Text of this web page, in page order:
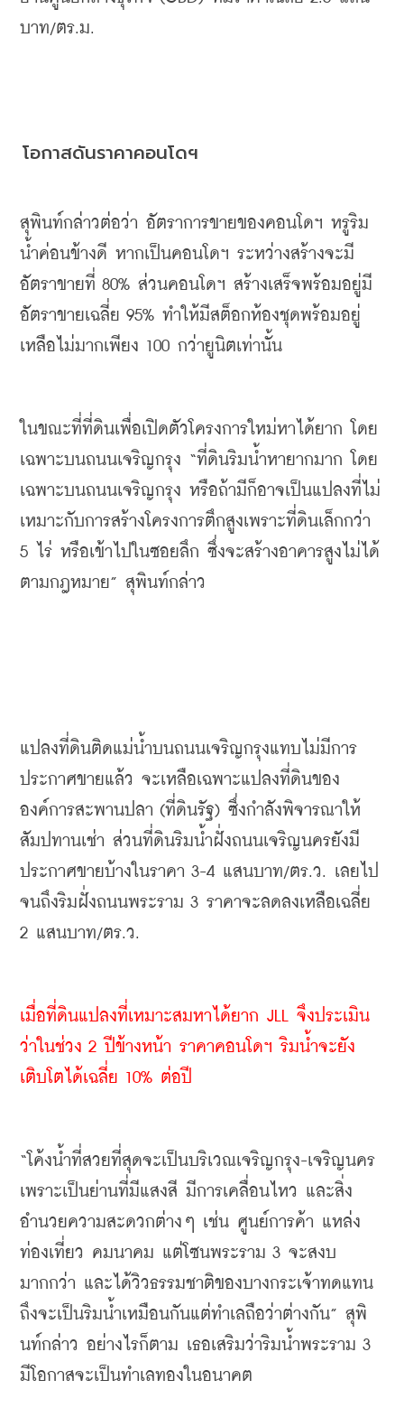
บาท/ตร.ม.
โอกาสดันราคาคอนโดฯ
สุพินท์กล่าวต่อว่า อัตราการขายของคอนโดฯ หรูริม
น้ำค่อนข้างดี หากเป็นคอนโดฯ ระหว่างสร้างจะมี
อัตราขายที่ 80% ส่วนคอนโดฯ สร้างเสร็จพร้อมอยู่มี
อัตราขายเฉลี่ย 95% ทำให้มีสต็อกห้องชุดพร้อมอยู่
เหลือไม่มากเพียง 100 กว่ายูนิตเท่านั้น
ในขณะที่ที่ดินเพื่อเปิดตัวโครงการใหม่หาได้ยาก โดย
เฉพาะบนถนนเจริญกรุง “ที่ดินริมน้ำหายากมาก โดย
เฉพาะบนถนนเจริญกรุง หรือถ้ามีก็อาจเป็นแปลงที่ไม่
เหมาะกับการสร้างโครงการตึกสูงเพราะที่ดินเล็กกว่า
5 ไร่ หรือเข้าไปในซอยลึก ซึ่งจะสร้างอาคารสูงไม่ได้
ตามกฎหมาย” สุพินท์กล่าว
แปลงที่ดินติดแม่น้ำบนถนนเจริญกรุงแทบไม่มีการ
ประกาศขายแล้ว จะเหลือเฉพาะแปลงที่ดินของ
องค์การสะพานปลา (ที่ดินรัฐ) ซึ่งกำลังพิจารณาให้
สัมปทานเช่า ส่วนที่ดินริมน้ำฝั่งถนนเจริญนครยังมี
ประกาศขายบ้างในราคา 3-4 แสนบาท/ตร.ว. เลยไป
จนถึงริมฝั่งถนนพระราม 3 ราคาจะลดลงเหลือเฉลี่ย
2 แสนบาท/ตร.ว.
เมื่อที่ดินแปลงที่เหมาะสมหาได้ยาก JLL จึงประเมิน
ว่าในช่วง 2 ปีข้างหน้า ราคาคอนโดฯ ริมน้ำจะยัง
เติบโตได้เฉลี่ย 10% ต่อปี
“โค้งน้ำที่สวยที่สุดจะเป็นบริเวณเจริญกรุง-เจริญนคร
เพราะเป็นย่านที่มีแสงสี มีการเคลื่อนไหว และสิ่ง
อำนวยความสะดวกต่างๆ เช่น ศูนย์การค้า แหล่ง
ท่องเที่ยว คมนาคม แต่โซนพระราม 3 จะสงบ
มากกว่า และได้วิวธรรมชาติของบางกระเจ้าทดแทน
ถึงจะเป็นริมน้ำเหมือนกันแต่ทำเลถือว่าต่างกัน” สุพิ
นท์กล่าว อย่างไรก็ตาม เธอเสริมว่าริมน้ำพระราม 3
มีโอกาสจะเป็นทำเลทองในอนาคต